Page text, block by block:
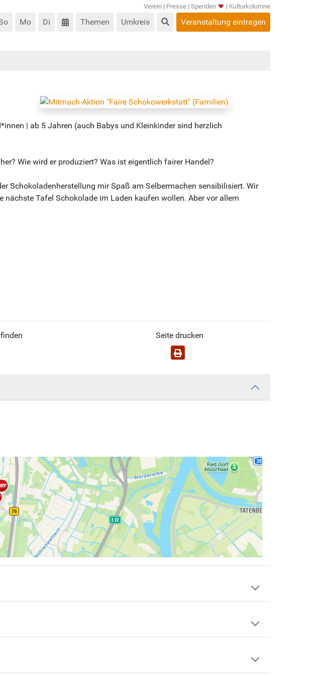
Verein | Presse | Spenden | Kulturkolumne
Mo Di Themen Umkreis Veranstaltung eintragen
| ab 5 Jahren (auch Babys und Kleinkinder sind herzlich
Wie wird er produziert? Was ist eigentlich fairer Handel?
Schokoladenherstellung mir Spaß am Selbermachen sensibilisiert. Wir
Tafel Schokolade im Laden kaufen wollen. Aber vor allem
Seite drucken